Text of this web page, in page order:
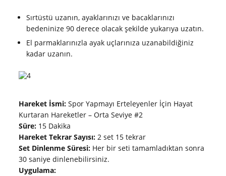
Sırtüstü uzanın, ayaklarınızı ve bacaklarınızı
bedeninize 90 derece olacak şekilde yukarıya uzatın.
El parmaklarınızla ayak uçlarınıza uzanabildiğiniz
kadar uzanın.
Hareket İsmi: Spor Yapmayı Erteleyenler İçin Hayat
Kurtaran Hareketler – Orta Seviye #2
Süre: 15 Dakika
Hareket Tekrar Sayısı: 2 set 15 tekrar
Set Dinlenme Süresi: Her bir seti tamamladıktan sonra
30 saniye dinlenebilirsiniz.
Uygulama: